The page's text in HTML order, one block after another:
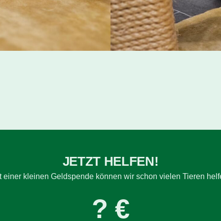
JETZT HELFEN!
einer kleinen Geldspende können wir schon vielen Tieren
? €